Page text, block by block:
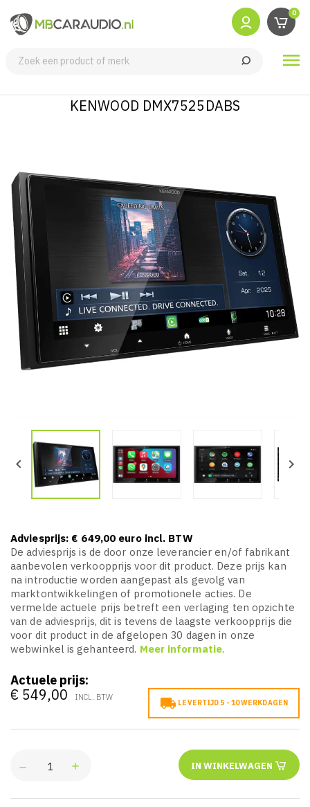
0

KENWOOD DMX7525DABS
 
Adviesprijs: € 649,00 euro incl. BTW
De adviesprijs is de door onze leverancier en/of fabrikant
aanbevolen verkoopprijs voor dit product. Deze prijs kan
na introductie worden aangepast als gevolg van
marktontwikkelingen of promotionele acties. De
vermelde actuele prijs betreft een verlaging ten opzichte
van de adviesprijs, dit is tevens de laagste verkoopprijs die
voor dit product in de afgelopen 30 dagen in onze
webwinkel is gehanteerd. Meer informatie.
Actuele prijs:
€ 549,00 INCL. BTW  LEVERTIJD 5 - 10 WERKDAGEN
IN WINKELWAGEN